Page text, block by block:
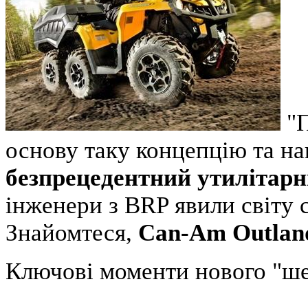
основу таку концепцію та
безпрецедентний
інженери з BRP явили
Знайомтеся, Can-Am
Ключові моменти нового